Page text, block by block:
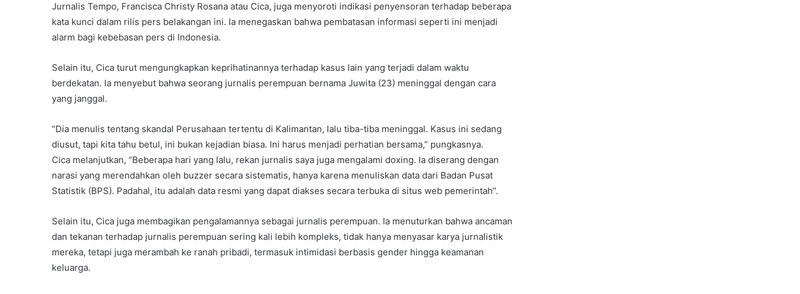
Jurnalis Tempo, Francisca Christy Rosana atau Cica, juga menyoroti indikasi penyensoran terhadap beberapa
kata kunci dalam rilis pers belakangan ini. Ia menegaskan bahwa pembatasan informasi seperti ini menjadi
alarm bagi kebebasan pers di Indonesia.
Selain itu, Cica turut mengungkapkan keprihatinannya terhadap kasus lain yang terjadi dalam waktu
berdekatan. Ia menyebut bahwa seorang jurnalis perempuan bernama Juwita (23) meninggal dengan cara
yang janggal.
“Dia menulis tentang skandal Perusahaan tertentu di Kalimantan, lalu tiba-tiba meninggal. Kasus ini sedang
diusut, tapi kita tahu betul, ini bukan kejadian biasa. Ini harus menjadi perhatian bersama,” pungkasnya.
Cica melanjutkan, “Beberapa hari yang lalu, rekan jurnalis saya juga mengalami doxing. Ia diserang dengan
narasi yang merendahkan oleh buzzer secara sistematis, hanya karena menuliskan data dari Badan Pusat
Statistik (BPS). Padahal, itu adalah data resmi yang dapat diakses secara terbuka di situs web pemerintah”.
Selain itu, Cica juga membagikan pengalamannya sebagai jurnalis perempuan. Ia menuturkan bahwa ancaman
dan tekanan terhadap jurnalis perempuan sering kali lebih kompleks, tidak hanya menyasar karya jurnalistik
mereka, tetapi juga merambah ke ranah pribadi, termasuk intimidasi berbasis gender hingga keamanan
keluarga.